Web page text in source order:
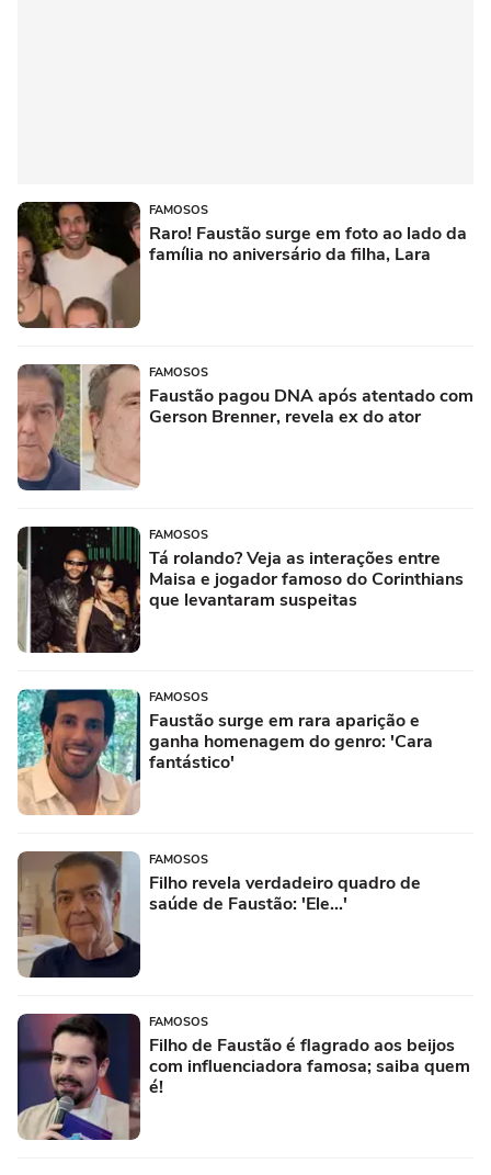
FAMOSOS
Raro! Faustão surge em foto ao lado da
família no aniversário da filha, Lara
FAMOSOS
Faustão pagou DNA após atentado com
Gerson Brenner, revela ex do ator
FAMOSOS
Tá rolando? Veja as interações entre
Maisa e jogador famoso do Corinthians
que levantaram suspeitas
FAMOSOS
Faustão surge em rara aparição e
ganha homenagem do genro: 'Cara
fantástico'
FAMOSOS
Filho revela verdadeiro quadro de
saúde de Faustão: 'Ele...'
FAMOSOS
Filho de Faustão é flagrado aos beijos
com influenciadora famosa; saiba quem
é!